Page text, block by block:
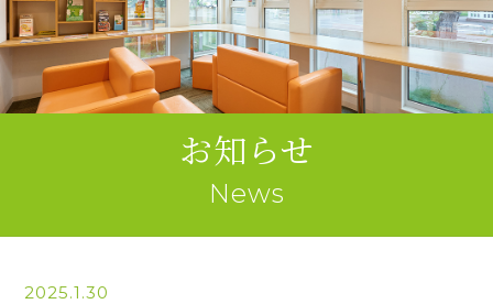
お知らせ
News
2025.1.30